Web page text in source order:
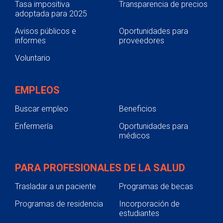
Tasa impositiva
adoptada para 2025
Transparencia de precios
Avisos públicos e
informes
Oportunidades para
proveedores
Voluntario
EMPLEOS
Buscar empleo
Beneficios
Enfermería
Oportunidades para
médicos
PARA PROFESIONALES DE LA SALUD
Trasladar a un paciente
Programas de becas
Programas de residencia
Incorporación de
estudiantes